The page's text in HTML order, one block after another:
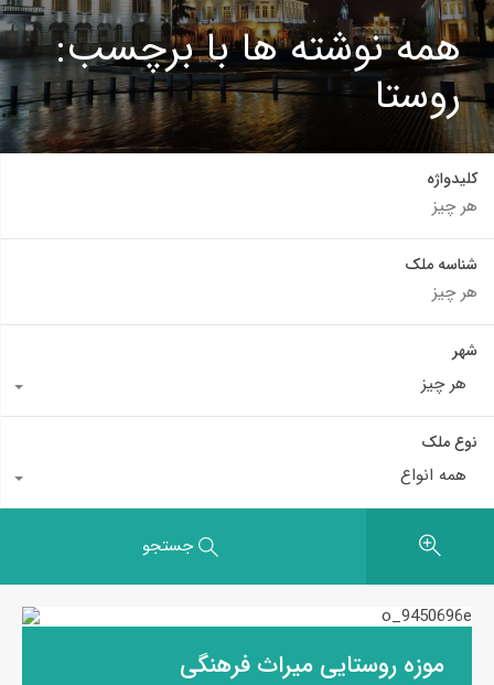
همه نوشته ها با برچسب:
روستا
کلیدواژه
شناسه ملک
شهر
هر چیز
نوع ملک
همه انواع
جستجو
موزه روستایی میراث فرهنگی